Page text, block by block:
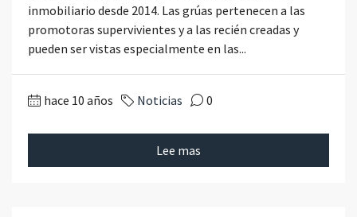
inmobiliario desde 2014. Las grúas pertenecen a las
promotoras supervivientes y a las recién creadas y
pueden ser vistas especialmente en las...
hace 10 años Noticias 0
Lee mas